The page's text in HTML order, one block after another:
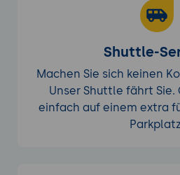
Einführung in die
CodeCanvas, um
Probleme im Build- und
Prozess zu informieren.
Projektmanagement und
Agiles
Shuttle-
Machen Sie sich keinen
Unser Shuttle fährt Sie.
einfach auf einem extra